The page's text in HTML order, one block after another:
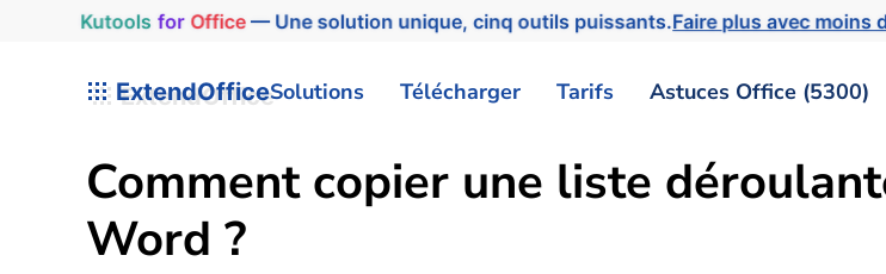
Kutools for Office— Une solution unique, cinq outils puissants.Faire plus avec moins
ExtendOfficeSolutions Télécharger Tarifs Astuces Office (5300)
Comment copier une liste
Word ?